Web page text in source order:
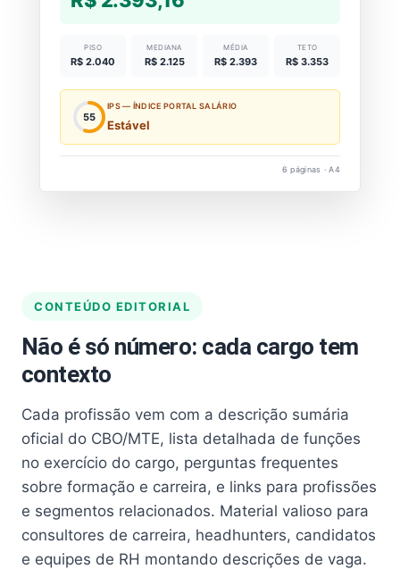
PISO
R$ 2.040
MEDIANA
R$ 2.125
MÉDIA
R$ 2.393
TETO
R$ 3.353
55
IPS — ÍNDICE PORTAL SALÁRIO
Estável
6 páginas · A4
CONTEÚDO EDITORIAL
Não é só número: cada cargo tem
contexto
Cada profissão vem com a descrição sumária
oficial do CBO/MTE, lista detalhada de funções
no exercício do cargo, perguntas frequentes
sobre formação e carreira, e links para profissões
e segmentos relacionados. Material valioso para
consultores de carreira, headhunters, candidatos
e equipes de RH montando descrições de vaga.